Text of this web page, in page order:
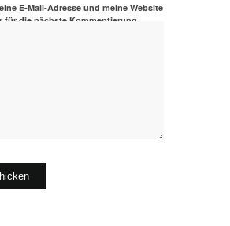
E-Mail-Adresse und meine Website
für die nächste Kommentierung